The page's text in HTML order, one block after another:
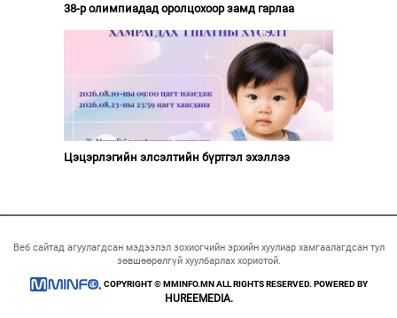
38-р олимпиадад оролцохоор замд гарлаа
Цэцэрлэгийн элсэлтийн бүртгэл эхэллээ
Веб сайтад агуулагдсан мэдээлэл зохиогчийн эрхийн хуулиар хамгаалагдсан тул
зөвшөөрөлгүй хуулбарлах хориотой.
COPYRIGHT © MMINFO.MN ALL RIGHTS RESERVED. POWERED BY
HUREEMEDIA.